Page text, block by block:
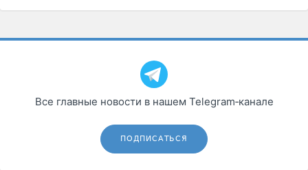
Все главные новости в нашем Telegram‑канале
ПОДПИСАТЬСЯ